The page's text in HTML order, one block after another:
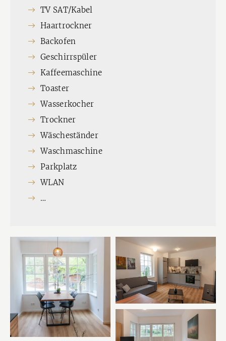
TV SAT/Kabel
Haartrockner
Backofen
Geschirrspüler
Kaffeemaschine
Toaster
Wasserkocher
Trockner
Wäscheständer
Waschmaschine
Parkplatz
WLAN
…